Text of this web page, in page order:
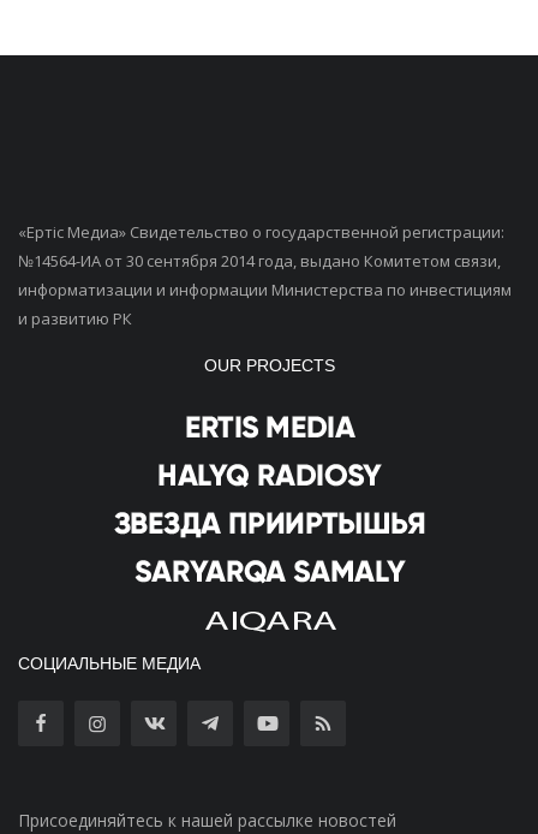
«Ертiс Медиа» Свидетельство о государственной регистрации:
№14564-ИА от 30 сентября 2014 года, выдано Комитетом связи,
информатизации и информации Министерства по инвестициям
и развитию РК
OUR PROJECTS
СОЦИАЛЬНЫЕ МЕДИА
Присоединяйтесь к нашей рассылке новостей